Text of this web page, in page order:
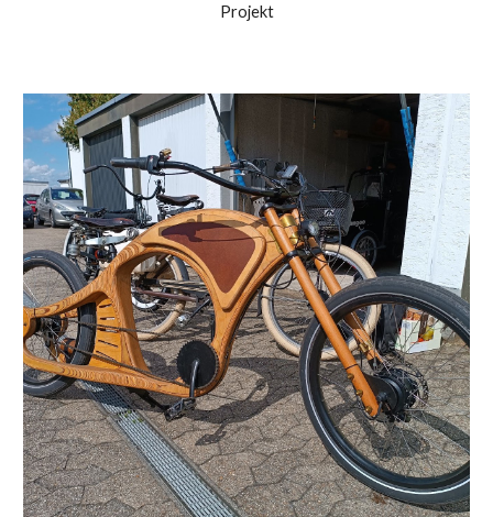
Projekt